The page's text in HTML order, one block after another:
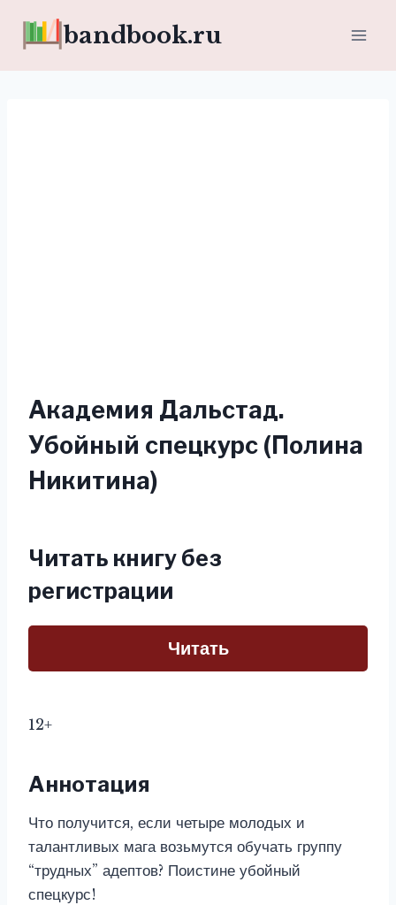
bandbook.ru
Академия Дальстад.
Убойный спецкурс (Полина
Никитина)
Читать книгу без
регистрации
Читать
12+
Аннотация
Что получится, если четыре молодых и
талантливых мага возьмутся обучать группу
“трудных” адептов? Поистине убойный
спецкурс!